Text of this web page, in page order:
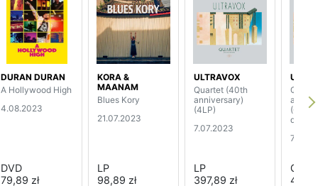
DURAN DURAN
A Hollywood High
4.08.2023
DVD
79,89 zł
KORA &
MAANAM
Blues Kory
21.07.2023
LP
98,89 zł
ULTRAVOX
Quartet (40th
anniversary)
(4LP)
7.07.2023
LP
397,89 zł
Quartet
deluxe
7.07.2023
CD
420,89